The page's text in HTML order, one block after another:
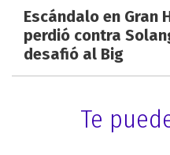
Escándalo en Gran
perdió contra
desafió al Big
Te